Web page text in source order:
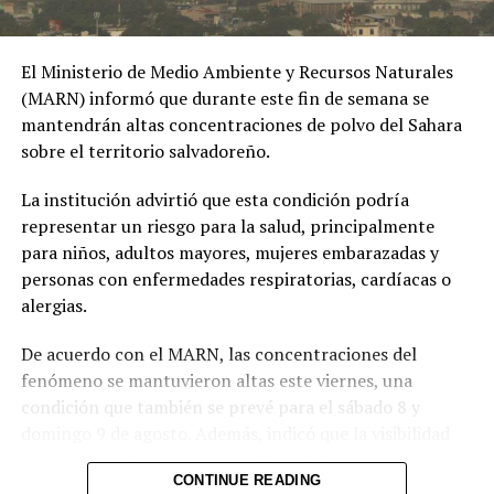
EE.UU. libera de sanciones a
de Venezuela
En «Internacionales»
RELATED TOPICS:
UP NEXT
Nicaragua
DON'T MISS
Ocho heridos en un atropello múltiple en el norte de
Ibagué a una joven de
19 años señalada de
extorsionar al hombre
con quien sostuvo una
relación
extramatrimonial, a
quien amenazaba con
exponer material íntimo
y contarle a su esposa
si no le entregaba la
suma de 25 millones de
pesos.
pic.twitter.com/
El Ministerio de Medio Ambiente y Recursos Naturales
(MARN) informó que durante este fin de semana se
mantendrán altas concentraciones de polvo del Sahara
sobre el territorio salvadoreño.
La institución advirtió que esta condición podría
representar un riesgo para la salud, principalmente
para niños, adultos mayores, mujeres embarazadas y
personas con enfermedades respiratorias, cardíacas o
alergias.
De acuerdo con el MARN, las concentraciones del
fenómeno se mantuvieron altas este viernes, una
condición que también se prevé para el sábado 8 y
permanecerá brumosa y que el nivel de riesgo para la
CONTINUE READING